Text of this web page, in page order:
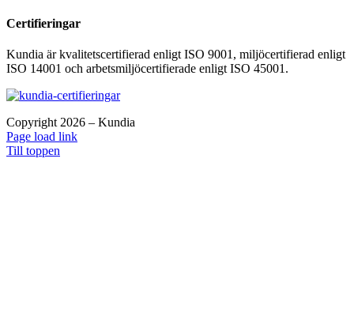
Certifieringar
Kundia är kvalitetscertifierad enligt ISO 9001, miljöcertifierad enligt
ISO 14001 och arbetsmiljöcertifierade enligt ISO 45001.
Copyright 2026 – Kundia
Page load link
Till toppen